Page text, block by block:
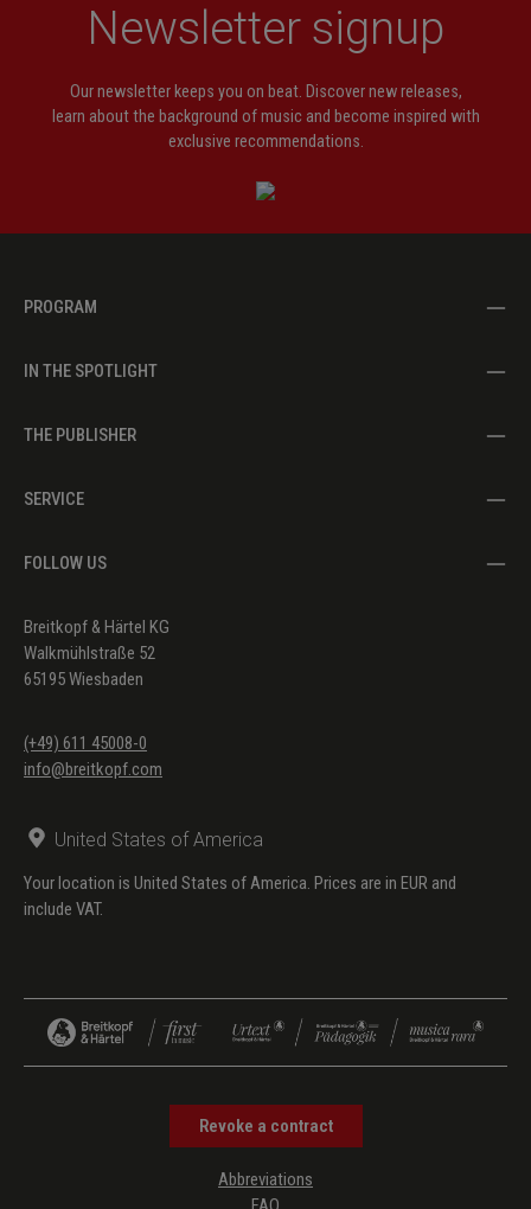
Newsletter signup
Our newsletter keeps you on beat. Discover new releases,
learn about the background of music and become inspired with
exclusive recommendations.
PROGRAM
IN THE SPOTLIGHT
THE PUBLISHER
SERVICE
FOLLOW US
Breitkopf & Härtel KG
Walkmühlstraße 52
65195 Wiesbaden
(+49) 611 45008-0
info@breitkopf.com
United States of America
Your location is United States of America. Prices are in EUR and
include VAT.
Revoke a contract
Abbreviations